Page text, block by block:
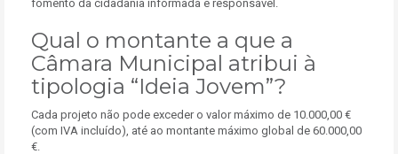
fomento da cidadania informada e responsável.
Qual o montante a que a
Câmara Municipal atribui à
tipologia “Ideia Jovem”?
Cada projeto não pode exceder o valor máximo de 10.000,00 €
(com IVA incluído), até ao montante máximo global de 60.000,00
€.